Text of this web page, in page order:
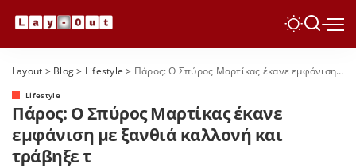
Layout > Blog> Lifestyle > Πάρος: Ο Σπύρος Μαρτίκας έκανε εμφάνιση με ξανθιά καλλονή και τράβηξε τ
Lifestyle
Πάρος: Ο Σπύρος Μαρτίκας έκανε
εμφάνιση με ξανθιά καλλονή και
τράβηξε τ